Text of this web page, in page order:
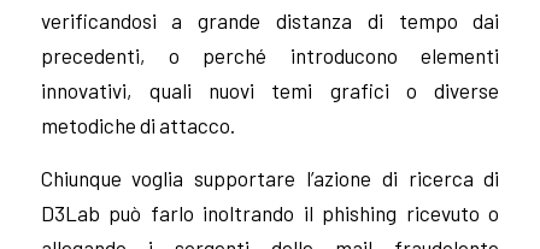
verificandosi a grande distanza di tempo dai
precedenti, o perché introducono elementi
innovativi, quali nuovi temi grafici o diverse
metodiche di attacco.
Chiunque voglia supportare l’azione di ricerca di
D3Lab può farlo inoltrando il phishing ricevuto o